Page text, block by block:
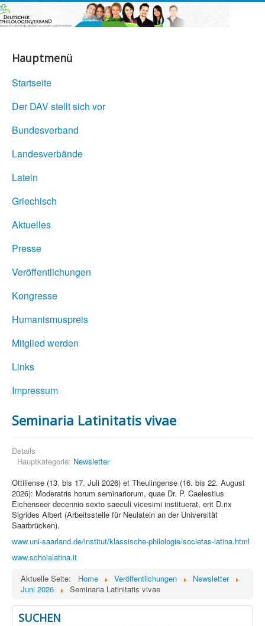
Hauptmenü
Startseite
Der DAV stellt sich vor
Bundesverband
Landesverbände
Latein
Griechisch
Aktuelles
Presse
Veröffentlichungen
Kongresse
Humanismuspreis
Mitglied werden
Links
Impressum
Seminaria Latinitatis vivae
Details
Hauptkategorie: Newsletter
Ottiliense (13. bis 17. Juli 2026) et Theulingense (16. bis 22. August
2026): Moderatris horum seminariorum, quae Dr. P. Caelestius
Eichenseer decennio sexto saeculi vicesimi instituerat, erit D.rix
Sigrides Albert (Arbeitsstelle für Neulatein an der Universität
Saarbrücken).
www.uni-saarland.de/institut/klassische-philologie/societas-latina.html
www.scholalatina.it
Aktuelle Seite:
Home Veröffentlichungen
Newsletter
Juni 2026
Seminaria Latinitatis vivae
SUCHEN